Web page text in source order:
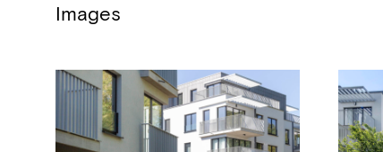
Images